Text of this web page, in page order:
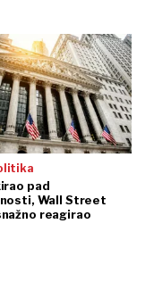
pad
Wall Street
reagirao